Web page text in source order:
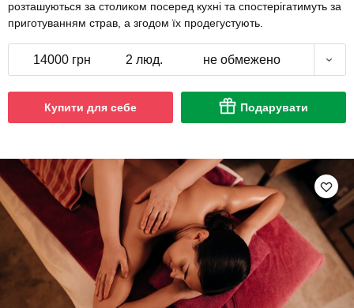
розташуються за столиком посеред кухні та спостерігатимуть за
приготуванням страв, а згодом їх продегустують.
14000 грн 2 люд. не обмежено
Купити для себе Подарувати